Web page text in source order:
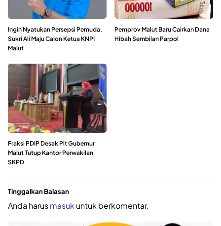
Ingin Nyatukan Persepsi Pemuda,
Sukri Ali Maju Calon Ketua KNPI
Malut
Pemprov Malut Baru Cairkan Dana
Hibah Sembilan Parpol
Fraksi PDIP Desak Plt Gubernur
Malut Tutup Kantor Perwakilan
SKPD
Tinggalkan Balasan
Anda harusmasuk untuk berkomentar.